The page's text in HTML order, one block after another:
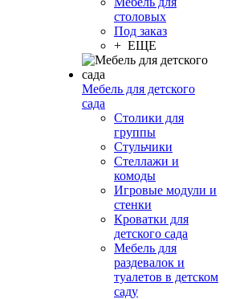
столовых
Под заказ
+ ЕЩЕ
Мебель для детского
сада
Столики для
группы
Стульчики
Стеллажи и
комоды
Игровые модули и
стенки
Кроватки для
детского сада
Мебель для
раздевалок и
туалетов в детском
саду